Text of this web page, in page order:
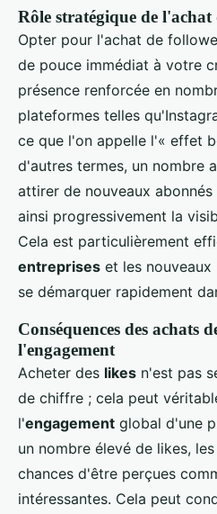
Rôle stratégique de l'achat
Opter pour l'achat de
de pouce immédiat à votre
présence renforcée en
plateformes telles
ce que l'on appelle l'« effet
d'autres termes, un nombre
attirer de nouveaux
ainsi progressivement la
Cela est particulièrement
entreprises et les nouveaux
se démarquer rapidement
Conséquences des achats
l'engagement
Acheter des likes n'est pas
de chiffre ; cela peut
l'engagement global d'une
un nombre élevé de likes,
chances d'être perçues
intéressantes. Cela peut